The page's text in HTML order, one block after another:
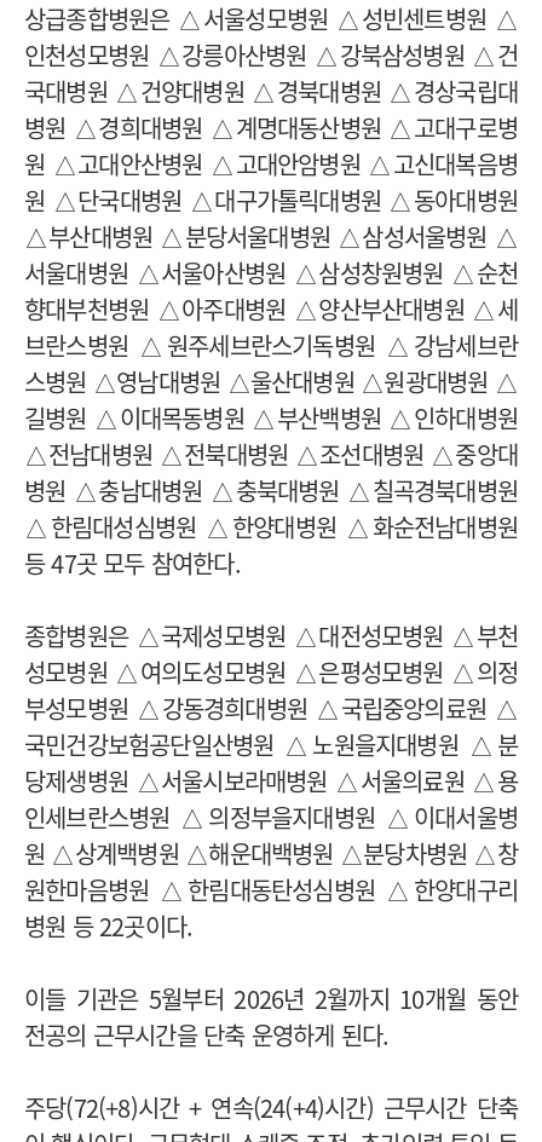
상급종합병원은 △서울성모병원 △성빈센트병원 △
인천성모병원 △강릉아산병원 △강북삼성병원 △건
국대병원 △건양대병원 △경북대병원 △경상국립대
병원 △경희대병원 △계명대동산병원 △고대구로병
원 △고대안산병원 △고대안암병원 △고신대복음병
원 △단국대병원 △대구가톨릭대병원 △동아대병원
△부산대병원 △분당서울대병원 △삼성서울병원 △
서울대병원 △서울아산병원 △삼성창원병원 △순천
향대부천병원 △아주대병원 △양산부산대병원 △세
브란스병원 △원주세브란스기독병원 △강남세브란
스병원 △영남대병원 △울산대병원 △원광대병원 △
길병원 △이대목동병원 △부산백병원 △인하대병원
△전남대병원 △전북대병원 △조선대병원 △중앙대
병원 △충남대병원 △충북대병원 △칠곡경북대병원
△한림대성심병원 △한양대병원 △화순전남대병원
등 47곳 모두 참여한다.
종합병원은 △국제성모병원 △대전성모병원 △부천
성모병원 △여의도성모병원 △은평성모병원 △의정
부성모병원 △강동경희대병원 △국립중앙의료원 △
국민건강보험공단일산병원 △노원을지대병원 △분
당제생병원 △서울시보라매병원 △서울의료원 △용
인세브란스병원 △의정부을지대병원 △이대서울병
원 △상계백병원 △해운대백병원 △분당차병원 △창
원한마음병원 △한림대동탄성심병원 △한양대구리
병원 등 22곳이다.
이들 기관은 5월부터 2026년 2월까지 10개월 동안
전공의 근무시간을 단축 운영하게 된다.
주당(72(+8)시간 + 연속(24(+4)시간) 근무시간 단축